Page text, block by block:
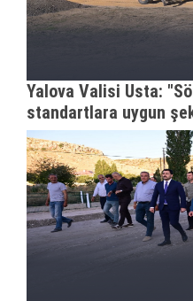
Yalova Valisi Usta:
standartlara uygun